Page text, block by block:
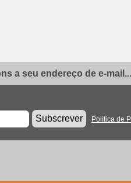
a seu endereço de e-mail...
Subscrever
Política de